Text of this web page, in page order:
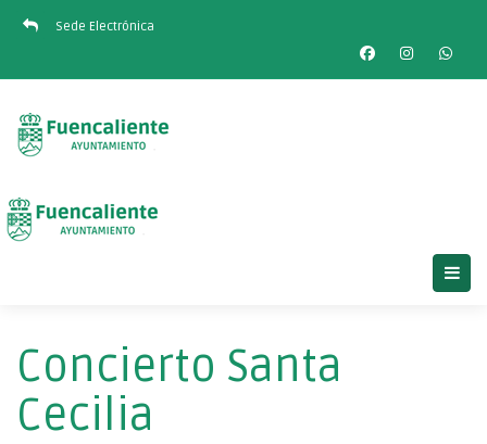
Sede Electrónica
Concierto Santa
Cecilia